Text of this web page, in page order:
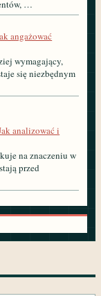
…
angażować
wymagający,
się niezbędnym
analizować i
na znaczeniu w
przed